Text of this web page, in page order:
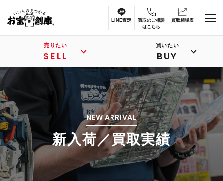
LINE査定
買取のご相談
はこちら
買取相場表
売りたい
SELL
買いたい
BUY
NEW ARRIVAL
新入荷／買取実績